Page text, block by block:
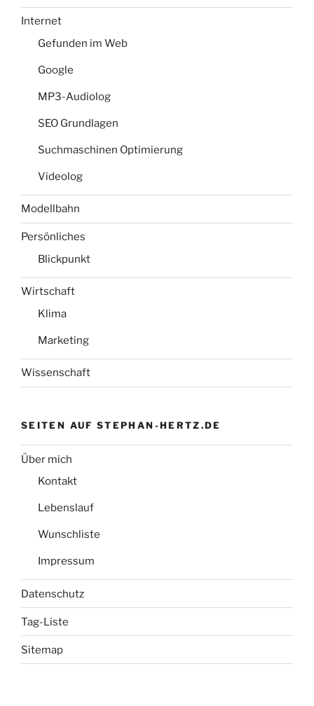
Internet
Gefunden im Web
Google
MP3-Audiolog
SEO Grundlagen
Suchmaschinen Optimierung
Videolog
Modellbahn
Persönliches
Blickpunkt
Wirtschaft
Klima
Marketing
Wissenschaft
SEITEN AUF STEPHAN-HERTZ.DE
Über mich
Kontakt
Lebenslauf
Wunschliste
Impressum
Datenschutz
Tag-Liste
Sitemap